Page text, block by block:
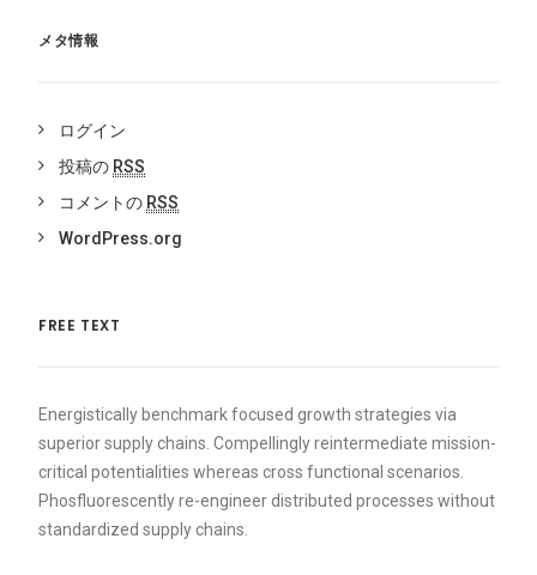
メタ情報
ログイン
投稿の RSS
コメントの RSS
WordPress.org
FREE TEXT
Energistically benchmark focused growth strategies via
superior supply chains. Compellingly reintermediate mission-
critical potentialities whereas cross functional scenarios.
Phosfluorescently re-engineer distributed processes without
standardized supply chains.